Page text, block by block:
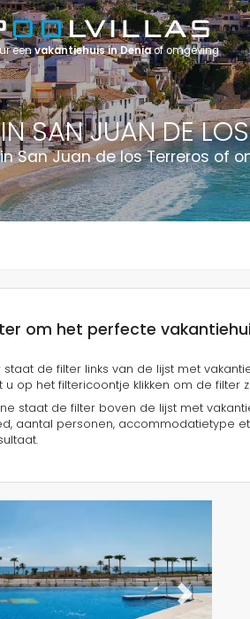
SAN JUAN DE
San Juan de los Terreros of
om het perfecte
de filter links van de lijst met
u op het filtericoontje klikken om de filter
staat de filter boven de lijst met
aantal personen, accommodatietype
Next
eenvakantiehuis in Deniaof omgeving